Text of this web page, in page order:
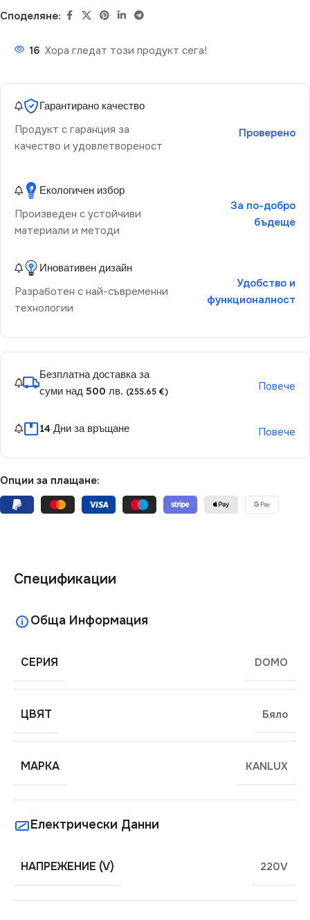
Споделяне:
16 Хора гледат този продукт сега!
Гарантирано качество
Продукт с гаранция за
качество и удовлетвореност
Проверено
Екологичен избор
Произведен с устойчиви
материали и методи
За по-добро
бъдеще
Иновативен дизайн
Разработен с най-съвременни
технологии
Удобство и
функционалност
Безплатна доставка за
суми над 500 лв. (255.65 €) Повече
14 Дни за връщане Повече
Опции за плащане:
Спецификации
Обща Информация
СЕРИЯ DOMO
ЦВЯТ Бяло
МАРКА KANLUX
Електрически Данни
НАПРЕЖЕНИЕ (V) 220V